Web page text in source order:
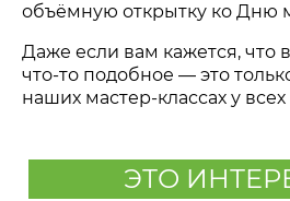
объёмную открытку ко Дню
Даже если вам кажется, что
что-то подобное — это
наших мастер-классах у
ЭТО